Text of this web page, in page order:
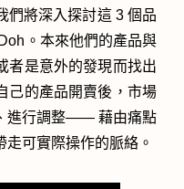
們將深入探討這 3 個品
。本來他們的產品與
者是意外的發現而找出
己的產品開賣後，市場
進行調整—— 藉由痛點
可實際操作的脈絡。